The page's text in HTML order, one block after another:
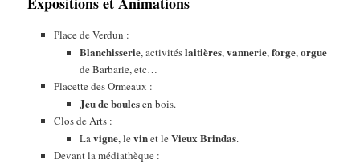
Place de Verdun :
Blanchisserie, activitéslaitières,vannerie,forge,orgue
de Barbarie, etc…
Placette des Ormeaux :
Jeu de boulesen bois.
Clos de Arts :
Lavigne, levinet leVieux Brindas.
Devant la médiathèque :